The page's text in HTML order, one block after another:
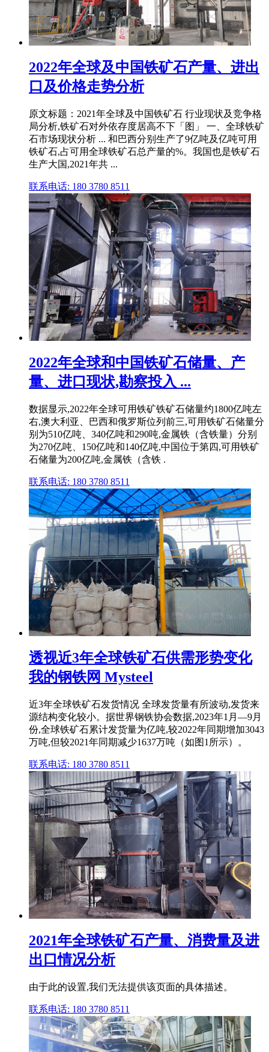
2022年全球及中国铁矿石产量、进出
口及价格走势分析
原文标题：2021年全球及中国铁矿石 行业现状及竞争格
局分析,铁矿石对外依存度居高不下「图」 一、全球铁矿
石市场现状分析 ... 和巴西分别生产了9亿吨及亿吨可用
铁矿石,占可用全球铁矿石总产量的%。我国也是铁矿石
生产大国,2021年共 ...
联系电话: 180 3780 8511
2022年全球和中国铁矿石储量、产
量、进口现状,勘察投入 ...
数据显示,2022年全球可用铁矿铁矿石储量约1800亿吨左
右,澳大利亚、巴西和俄罗斯位列前三,可用铁矿石储量分
别为510亿吨、340亿吨和290吨,金属铁（含铁量）分别
为270亿吨、150亿吨和140亿吨,中国位于第四,可用铁矿
石储量为200亿吨,金属铁（含铁 .
联系电话: 180 3780 8511
透视近3年全球铁矿石供需形势变化
我的钢铁网 Mysteel
近3年全球铁矿石发货情况 全球发货量有所波动,发货来
源结构变化较小。据世界钢铁协会数据,2023年1月—9月
份,全球铁矿石累计发货量为亿吨,较2022年同期增加3043
万吨,但较2021年同期减少1637万吨（如图1所示）。
联系电话: 180 3780 8511
2021年全球铁矿石产量、消费量及进
出口情况分析
由于此的设置,我们无法提供该页面的具体描述。
联系电话: 180 3780 8511